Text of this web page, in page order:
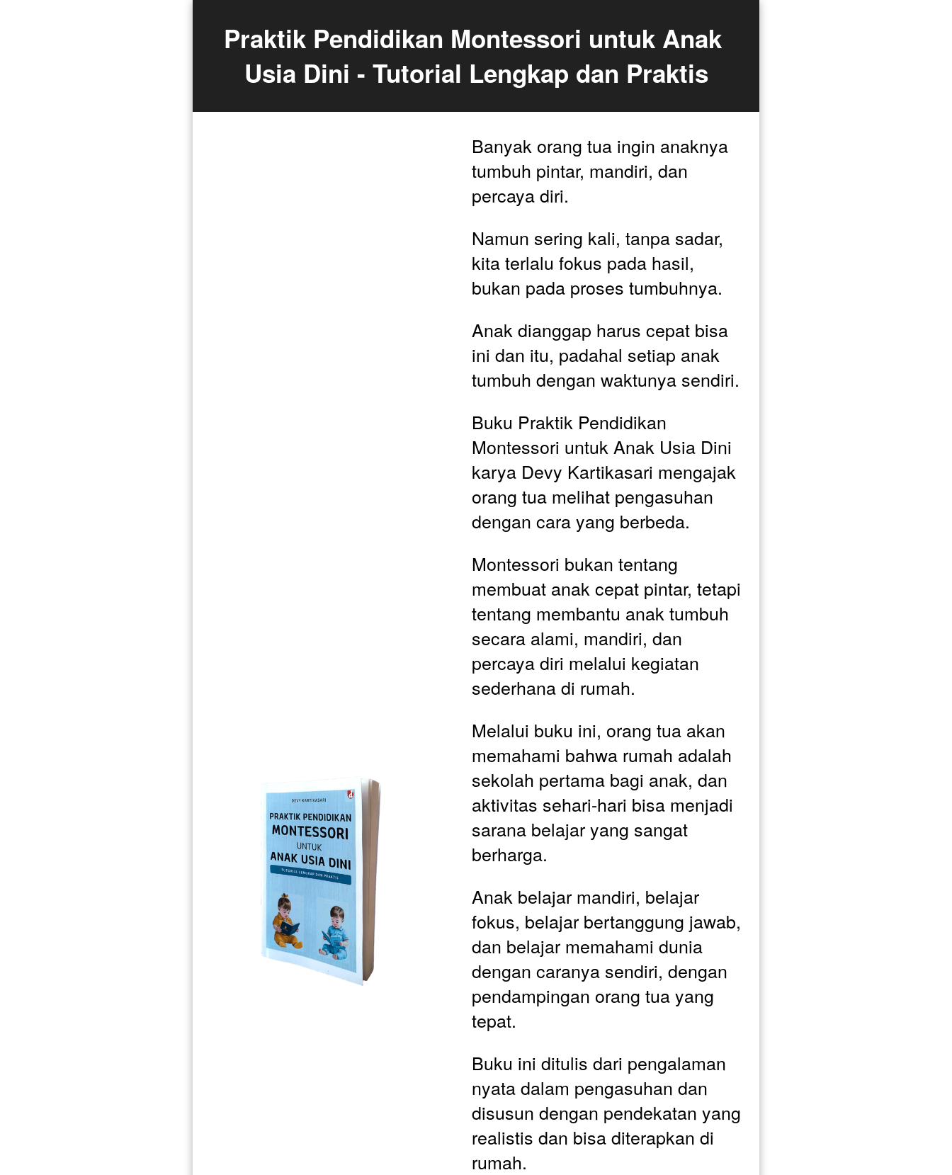
Praktik Pendidikan Montessori untuk Anak
Usia Dini - Tutorial Lengkap dan Praktis
Banyak orang tua ingin anaknya
tumbuh pintar, mandiri, dan
percaya diri.
Namun sering kali, tanpa sadar,
kita terlalu fokus pada hasil,
bukan pada proses tumbuhnya.
Anak dianggap harus cepat bisa
ini dan itu, padahal setiap anak
tumbuh dengan waktunya sendiri.
Buku Praktik Pendidikan
Montessori untuk Anak Usia Dini
karya Devy Kartikasari mengajak
orang tua melihat pengasuhan
dengan cara yang berbeda.
Montessori bukan tentang
membuat anak cepat pintar, tetapi
tentang membantu anak tumbuh
secara alami, mandiri, dan
percaya diri melalui kegiatan
sederhana di rumah.
Melalui buku ini, orang tua akan
memahami bahwa rumah adalah
sekolah pertama bagi anak, dan
aktivitas sehari-hari bisa menjadi
sarana belajar yang sangat
berharga.
Anak belajar mandiri, belajar
fokus, belajar bertanggung jawab,
dan belajar memahami dunia
dengan caranya sendiri, dengan
pendampingan orang tua yang
tepat.
Buku ini ditulis dari pengalaman
nyata dalam pengasuhan dan
disusun dengan pendekatan yang
realistis dan bisa diterapkan di
rumah.